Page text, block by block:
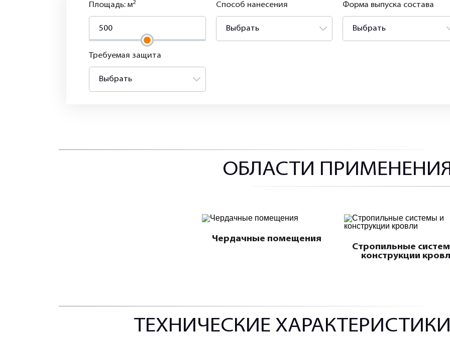
Площадь: м2 Способ нанесения
Выбрать
Форма выпуска состава
Выбрать
Требуемая защита
Выбрать
ОБЛАСТИ
Чердачные помещения
Стропильные
конструкции
ТЕХНИЧЕСКИЕ